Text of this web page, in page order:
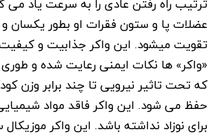
ترتیب راه رفتن عادی را به سرعت یاد می
عضلات پا و ستون فقرات او بطور یکسان
تقویت می­شود. این واکر جذابیت و کیفیت
«واکر» ها نکات ایمنی رعایت شده و
که تحت تاثیر نیرویی تا چند برابر وزن
حفظ می شود. این واکر فاقد مواد
برای نوزاد نداشته باشد. این واکر